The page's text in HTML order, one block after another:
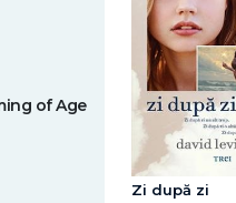
of Age
Zi după zi